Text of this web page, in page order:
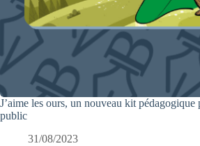
J’aime les ours, un nouveau kit pédagogique
public
31/08/2023